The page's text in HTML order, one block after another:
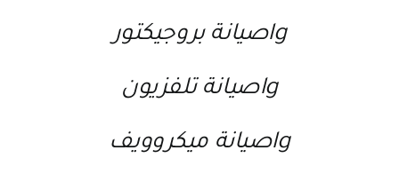
lgصيانة بروجيكتور
lgصيانة تلفزيون
lgصيانة ميكروويف